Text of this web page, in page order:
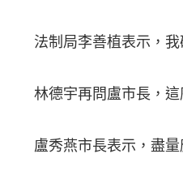
法制局李善植表示，我
林德宇再問盧市長，
盧秀燕市長表示，盡